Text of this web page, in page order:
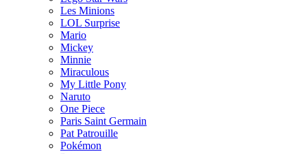
Les Minions
LOL Surprise
Mario
Mickey
Minnie
Miraculous
My Little Pony
Naruto
One Piece
Paris Saint Germain
Pat Patrouille
Pokémon